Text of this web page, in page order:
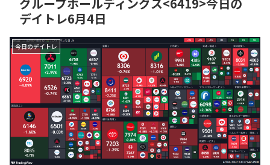
デイトレ6月4日
今日のデイトレ